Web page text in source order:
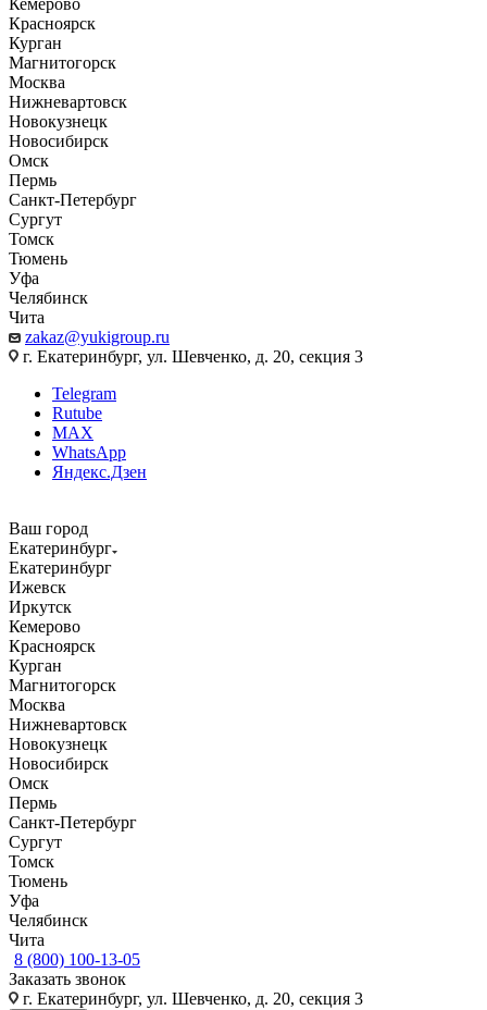
Кемерово
Красноярск
Курган
Магнитогорск
Москва
Нижневартовск
Новокузнецк
Новосибирск
Омск
Пермь
Санкт-Петербург
Сургут
Томск
Тюмень
Уфа
Челябинск
Чита
zakaz@yukigroup.ru
г. Екатеринбург, ул. Шевченко, д. 20, секция 3
Telegram
Rutube
MAX
WhatsApp
Яндекс.Дзен
Ваш город
Екатеринбург
Екатеринбург
Ижевск
Иркутск
Кемерово
Красноярск
Курган
Магнитогорск
Москва
Нижневартовск
Новокузнецк
Новосибирск
Омск
Пермь
Санкт-Петербург
Сургут
Томск
Тюмень
Уфа
Челябинск
Чита
8 (800) 100-13-05
Заказать звонок
г. Екатеринбург, ул. Шевченко, д. 20, секция 3